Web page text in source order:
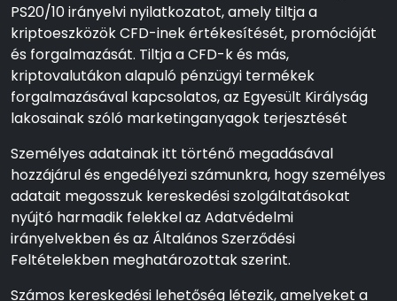
PS20/10 irányelvi nyilatkozatot, amely tiltja a
kriptoeszközök CFD-inek értékesítését, promócióját
és forgalmazását. Tiltja a CFD-k és más,
kriptovalutákon alapuló pénzügyi termékek
forgalmazásával kapcsolatos, az Egyesült Királyság
lakosainak szóló marketinganyagok terjesztését
Személyes adatainak itt történő megadásával
hozzájárul és engedélyezi számunkra, hogy személyes
adatait megosszuk kereskedési szolgáltatásokat
nyújtó harmadik felekkel az Adatvédelmi
irányelvekben és az Általános Szerződési
Feltételekben meghatározottak szerint.
Számos kereskedési lehetőség létezik, amelyeket a